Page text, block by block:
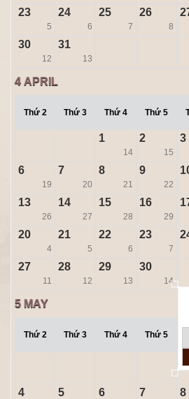
23
5
24
6
25
7
26
8
30
12
31
13
4 APRIL
Thứ 2 Thứ 3 Thứ 4 Thứ 5
1
14
2
15
3
6
19
7
20
8
21
9
22
13
26
14
27
15
28
16
29
20
4
21
5
22
6
23
7
27
11
28
12
29
13
30
14
5 MAY
Thứ 2 Thứ 3 Thứ 4 Thứ 5
4 5 6 7 8